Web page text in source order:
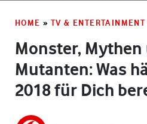
HOME » TV & ENTERTAINMENT
Monster, Mythen
Mutanten: Was
2018 für Dich